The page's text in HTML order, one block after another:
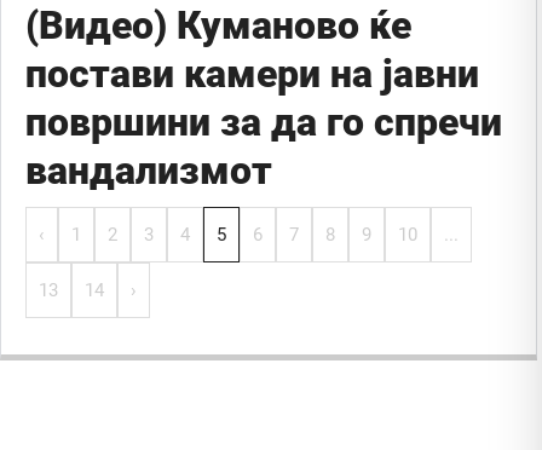
(Видео) Куманово ќе
постави камери на јавни
површини за да го спречи
вандализмот
‹ 1 2 3 4 5 6 7 8 9 10 ...
13 14 ›